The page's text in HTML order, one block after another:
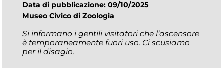
Data di pubblicazione: 09/10/2025
Museo Civico di Zoologia
Si informano i gentili visitatori che l’ascensore
è temporaneamente fuori uso. Ci scusiamo
per il disagio.